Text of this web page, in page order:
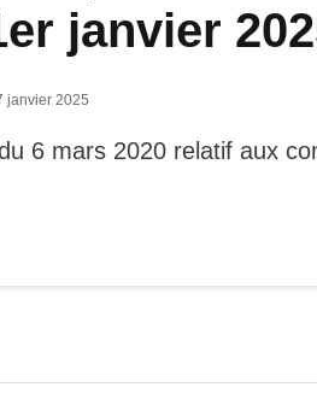
janvier
janvier 2025
6 mars 2020 relatif aux